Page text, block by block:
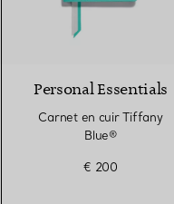
Personal Essentials
Carnet en cuir Tiffany
Blue®
€ 200